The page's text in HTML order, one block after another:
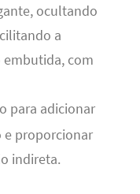
ocultando
a
com
para adicionar
e proporcionar
indireta.